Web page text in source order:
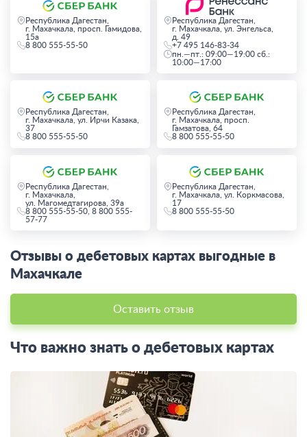
Республика Дагестан,
г. Махачкала, просп. Гамидова,
15а
8 800 555-55-50
Республика Дагестан,
г. Махачкала, ул. Энгельса,
д. 49
+7 495 146-83-34
пн.—пт.: 09:00—19:00 сб.:
10:00—17:00
Республика Дагестан,
г. Махачкала, ул. Ирчи Казака,
37
8 800 555-55-50
Республика Дагестан,
г. Махачкала, просп.
Гамзатова, 64
8 800 555-55-50
Республика Дагестан,
г. Махачкала,
ул. Магомедтагирова, 39а
8 800 555-55-50, 8 800 555-
57-77
Республика Дагестан,
г. Махачкала, ул. Коркмасова,
17
8 800 555-55-50
Отзывы о дебетовых картах выгодные в
Махачкале
Оставить отзыв
Что важно знать о дебетовых картах